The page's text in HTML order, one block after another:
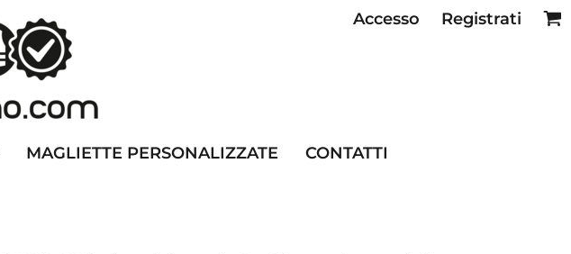
Accesso Registrati
MAGLIETTE PERSONALIZZATE CONTATTI
ALTA VISIBILITA'